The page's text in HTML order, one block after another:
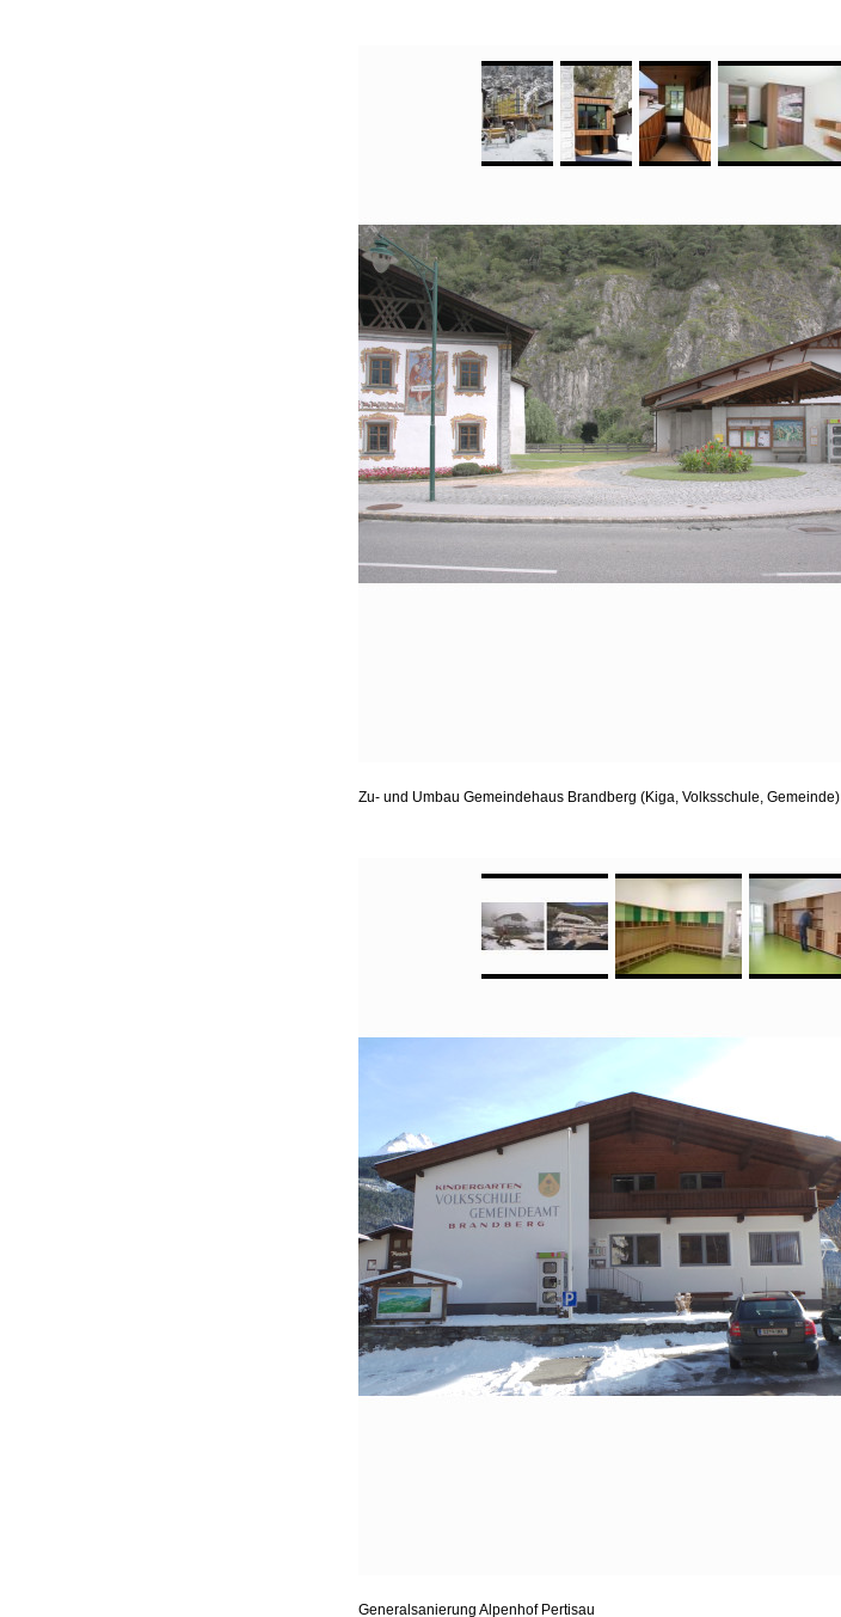
Zu- und Umbau Gemeindehaus Brandberg (Kiga, Volksschule, Gemeinde)
Generalsanierung Alpenhof Pertisau